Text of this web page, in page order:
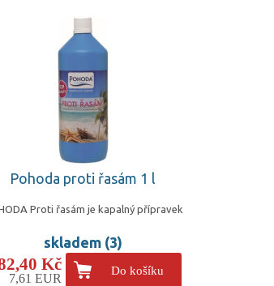
Pohoda proti řasám 1 l
Proti řasám je kapalný přípravek
skladem (3)
Kč
7,61 EUR
Do košíku